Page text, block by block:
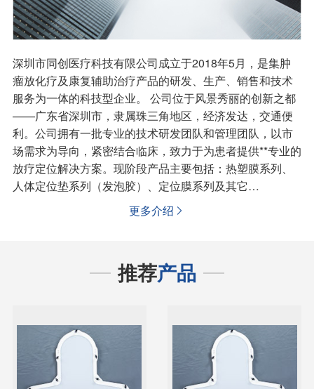
深圳市同创医疗科技有限公司成立于2018年5月，是集肿
瘤放化疗及康复辅助治疗产品的研发、生产、销售和技术
服务为一体的科技型企业。 公司位于风景秀丽的创新之都
——广东省深圳市，隶属珠三角地区，经济发达，交通便
利。公司拥有一批专业的技术研发团队和管理团队，以市
场需求为导向，紧密结合临床，致力于为患者提供**专业的
放疗定位解决方案。现阶段产品主要包括：热塑膜系列、
人体定位垫系列（发泡胶）、定位膜系列及其它…
更多介绍 
推荐产品